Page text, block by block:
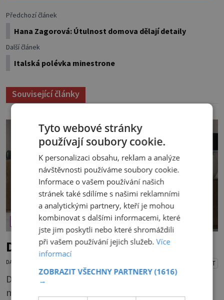
Předchozí článek
Hana Zagorová: Útulnost domova dělají detaily
Další článek
Italská polévka minestrone
Související články
ÚTULNÉ BYDLENÍ
Dřevo (nejen) v obývacím pokoji
DANA PEŠKOVÁ PŘEHRÁT
Dřevo je pro člověka tím nejpřirozenějším
materiálem, kterým se obklopuje. I v době
Tyto webové stránky
používají soubory cookie.
K personalizaci obsahu, reklam a analýze
návštěvnosti používáme soubory cookie.
Informace o vašem používání našich
stránek také sdílíme s našimi reklamními
a analytickými partnery, kteří je mohou
kombinovat s dalšími informacemi, které
jste jim poskytli nebo které shromáždili
při vašem používání jejich služeb.Více
informací
ZOBRAZIT VŠECHNY PARTNERY(1616)
→